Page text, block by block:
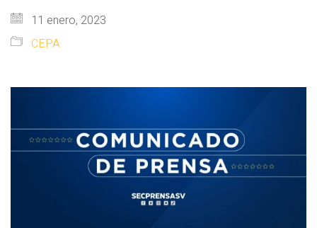
11 enero, 2023
CEPA